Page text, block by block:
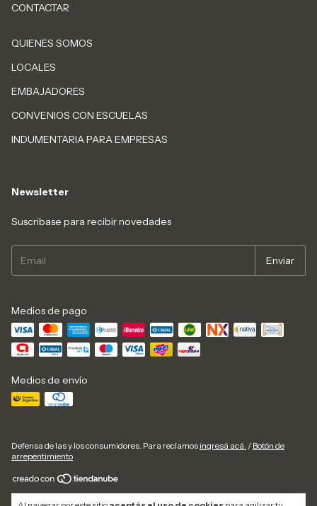
CONTACTAR
QUIENES SOMOS
LOCALES
EMBAJADORES
CONVENIOS CON ESCUELAS
INDUMENTARIA PARA EMPRESAS
Newsletter
Suscribase para recibir novedades
Medios de pago
Medios de envío
Defensa de las y los consumidores. Para reclamos ingresá acá. / Botón de
arrepentimiento
Copyright Garmont Outdoorgear - 30611770029 - 2026. Todos los derechos